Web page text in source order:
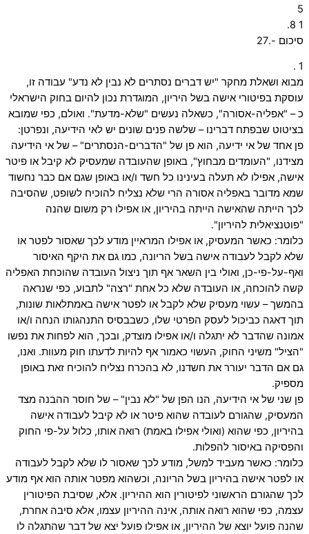
5
1 8.
סיכום -.27
1 .
מבוא ושאלת מחקר "יש דברים נסתרים לא נבין לא נדע" עבודה זו,
עוסקת בפיטורי אישה בשל היריון, המוגדרת נכון להיום בחוק הישראלי
כ – "אפליה-אסורה", כשאלה נעשים "שלא-מדעת". ואולם, כפי שמובא
בציטוט שבפתח דברינו – שלשה פנים שונים יש לאי הידיעה, ונפרטן:
פן אחד של אי ידיעה, הוא פן של "הדברים-הנסתרים" – של אי הידיעה
מצידנו, "העומדים מבחוץ", באופן שהעובדה שמעסיק לא קיבל או פיטר
אישה, אפילו לא תעלה בעינינו כל חשד ו/או באופן שגם אם כבר נחשוד
שמא מדובר באפליה אסורה הרי שלא נצליח להוכיח לשופט, שהסיבה
לכך הייתה שהאישה הייתה בהיריון, או אפילו רק משום שהנה
"פוטנציאלית להיריון".
כלומר: כאשר המעסיק, או אפילו המראיין מודע לכך שאסור לפטר או
שלא לקבל לעבודה אישה בשל הריונה, כמו גם את היקף האיסור
ואף-על-פי-כן, ואולי בין השאר אף תוך ניצול העובדה שהוכחת האפליה
קשה להוכחה, או העובדה שלא כל אחת "רצה" לתבוע, כפי שנראה
בהמשך – עשוי מעסיק שלא לקבל או לפטר אישה באמתלאות שונות,
תוך דאגה כביכול לעסק הפרטי שלו, כשבבסיס התנהגותו הנחה ו/או
אמונה שהדבר לא יתגלה ו/או אפילו מוצדק, ובכך, הוא לפחות את נפשו
"הציל" משיני החוק, העשוי כאמור אף להיות לדעתו חוק מעוות. ואנו,
גם אם הדבר יעורר את חשדנו, לא בהכרח נצליח להוכיח זאת באופן
מספיק.
פן שני של אי הידיעה, הנו הפן של "לא נבין" – של חוסר ההבנה מצד
המעסיק, שהגורם לעובדה שהוא פיטר או לא קיבל לעבודה אישה
בהיריון, כפי שהוא (ואולי אפילו באמת) רואה אותו, כלול על-פי החוק
והפסיקה באיסור להפלות.
כלומר: כאשר מעביד למשל, מודע לכך שאסור לו שלא לקבל לעבודה
או לפטר אישה בהיריון בשל הריונה, וכשהוא מפטר אותה הוא אף מודע
לכך שהגורם הראשוני לפיטורין הוא ההיריון. אלא, שסיבת הפיטורין
עצמה, כפי שהוא רואה אותה, אינה ההיריון עצמו, אלא סיבה אחרת,
שהנה פועל יוצא של ההיריון, או אפילו פועל יצא של דבר שהתגלה לו